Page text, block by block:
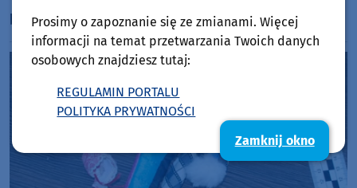
przez powiat bytowski. "To dla mnie
sentymentalny etap" (ROZMOWA)
Prosimy o zapoznanie się ze zmianami. Więcej
informacji na temat przetwarzania Twoich danych
osobowych znajdziesz tutaj:
REGULAMIN PORTALU
POLITYKA PRYWATNOŚCI
Zamknij okno